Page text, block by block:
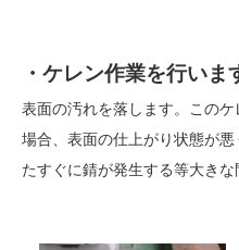
・ケレン作業を行いま
表面の汚れを落します。この
場合、表面の仕上がり状態が
たすぐに錆が発生する等大きな